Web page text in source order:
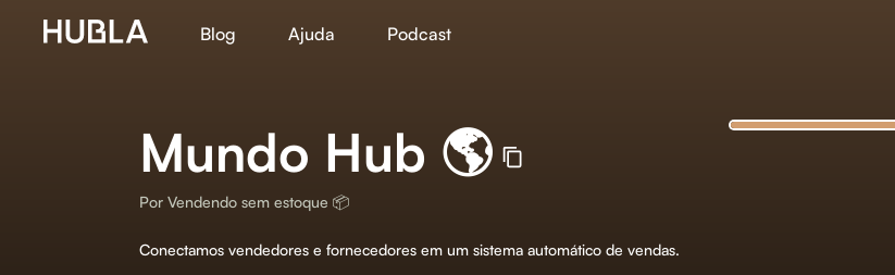
Blog Ajuda Podcast
Mundo Hub 🌎
Por Vendendo sem estoque 📦
Conectamos vendedores e fornecedores em um sistema automático de vendas.